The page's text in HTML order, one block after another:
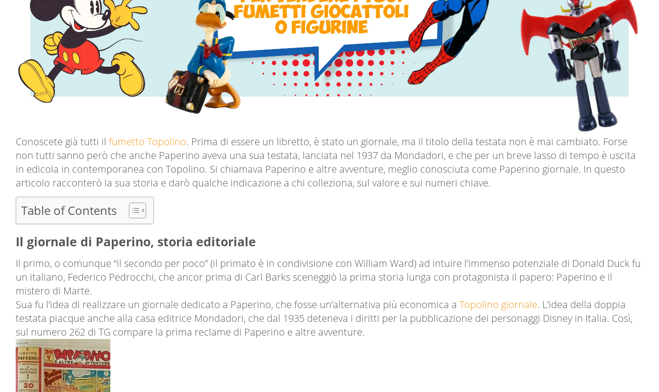
Conoscete già tutti il fumetto Topolino. Prima di essere un libretto, è stato un giornale, ma il titolo della testata non è mai cambiato. Forse
non tutti sanno però che anche Paperino aveva una sua testata, lanciata nel 1937 da Mondadori, e che per un breve lasso di tempo è uscita
in edicola in contemporanea con Topolino. Si chiamava Paperino e altre avventure, meglio conosciuta come Paperino giornale. In questo
articolo racconterò la sua storia e darò qualche indicazione a chi colleziona, sul valore e sui numeri chiave.
Table of Contents
Il giornale di Paperino, storia editoriale
Il primo, o comunque “il secondo per poco” (il primato è in condivisione con William Ward) ad intuire l’immenso potenziale di Donald Duck fu
un italiano, Federico Pedrocchi, che ancor prima di Carl Barks sceneggiò la prima storia lunga con protagonista il papero: Paperino e il
mistero di Marte.
Sua fu l’idea di realizzare un giornale dedicato a Paperino, che fosse un’alternativa più economica a Topolino giornale. L’idea della doppia
testata piacque anche alla casa editrice Mondadori, che dal 1935 deteneva i diritti per la pubblicazione dei personaggi Disney in Italia. Così,
sul numero 262 di TG compare la prima reclame di Paperino e altre avventure.